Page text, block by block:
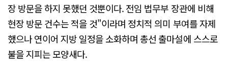
장 방문을 하지 못했던 것뿐이다. 전임 법무부 장관에 비해
현장 방문 건수는 적을 것"이라며 정치적 의미 부여를 자제
했으나 연이어 지방 일정을 소화하며 총선 출마설에 스스로
불을 지피는 모양새다.